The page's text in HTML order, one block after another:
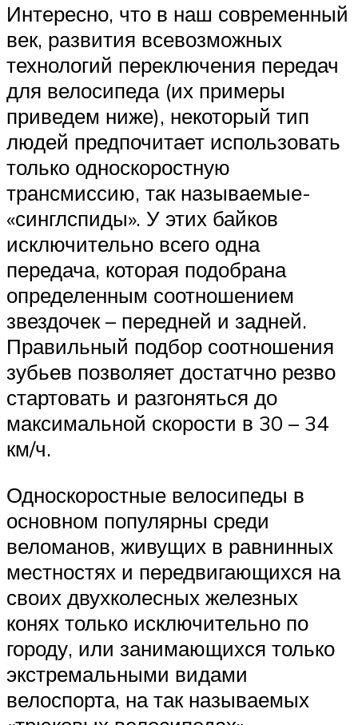
Интересно, что в наш современный
век, развития всевозможных
технологий переключения передач
для велосипеда (их примеры
приведем ниже), некоторый тип
людей предпочитает использовать
только односкоростную
трансмиссию, так называемые-
«синглспиды». У этих байков
исключительно всего одна
передача, которая подобрана
определенным соотношением
звездочек – передней и задней.
Правильный подбор соотношения
зубьев позволяет достатчно резво
стартовать и разгоняться до
максимальной скорости в 30 – 34
км/ч.
Односкоростные велосипеды в
основном популярны среди
веломанов, живущих в равнинных
местностях и передвигающихся на
своих двухколесных железных
конях только исключительно по
городу, или занимающихся только
экстремальными видами
велоспорта, на так называемых